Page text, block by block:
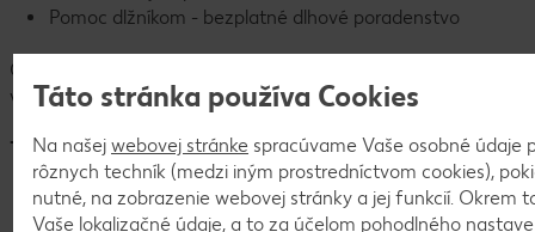
Pomoc dlžníkom - bezplatné dlhové poradenstvo
Čerpanie zamestnaneckých benefitov sa riadi príslušnými
vnútornými predpismi zamestnávateľa.
Tvoj profil
skúsenosť z oblasti obchodu (nie je podmienkou, ale je
vítaná)
Táto stránka používa Cookies
Na našej webovej stránke spracúvame Vaše osobné údaje
rôznych techník (medzi iným prostredníctvom cookies),
nutné, na zobrazenie webovej stránky a jej funkcií. Okrem
Vaše lokalizačné údaje, a to za účelom pohodlného